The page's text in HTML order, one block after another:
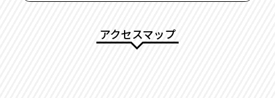
アクセスマップ